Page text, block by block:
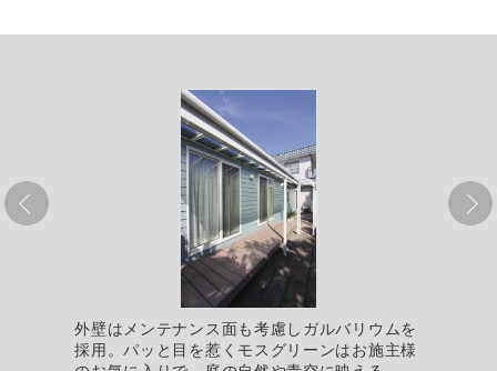
外壁はメンテナンス面も考慮しガルバリウムを
採用。パッと目を惹くモスグリーンはお施主様